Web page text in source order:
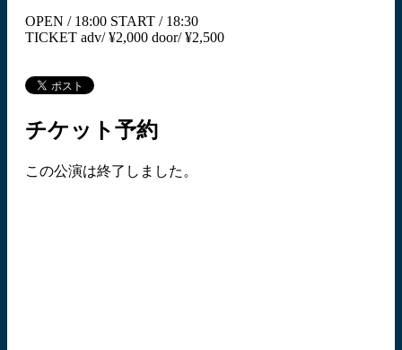
OPEN / 18:00 START / 18:30
TICKET adv/ ¥2,000 door/ ¥2,500
チケット予約
この公演は終了しました。